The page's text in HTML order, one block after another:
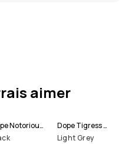
aimer
Dope Notorious B.I.B W Pantalon de Snowboard Femme
Dope Tigress W Pantalon de Snowboard Femme
Light Grey